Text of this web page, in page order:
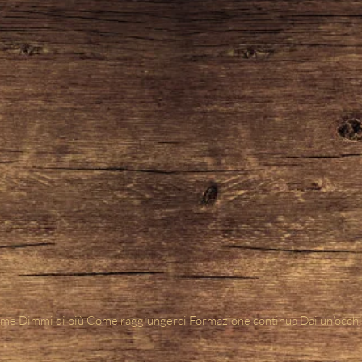
Dimmi di piùCome raggiungerciFormazione continuaDai